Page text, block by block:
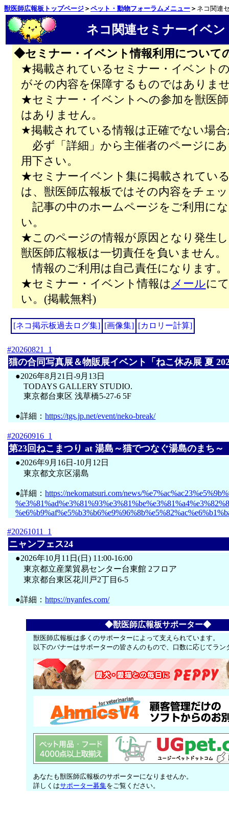
獣医師広報板トップページ ＞ ペット・動物フォーラムメニュー ＞ ネコ関連
ネコ関連セミナーイベン
◆セミナー・イベント情報利用について
★掲載されているセミナー・イベント
がその内容を保障するものではありま
★セミナー・イベントへの参加を獣医
はありません。
★掲載されている情報は正確でない場
必ず「詳細」から主催者のページに
用下さい。
★セミナーイベント集に掲載されてい
は、獣医師広報板ではその内容をチェ
記事の中のホームページをご利用に
い。
★このページの情報が原因となり発生
獣医師広報板は一切責任を負いません。
情報のご利用は自己責任になります。
★セミナー・イベント情報は メールに
い。(掲載無料)
[ネコ掲示板過去ログ集] [画像集] [カロリー計算]
#20260821_1
猫の合同写真展＆物販展イベント「ねこ休み展 夏
●2026年8月21日-9月13日
TODAYS GALLERY STUDIO.
東京都台東区 浅草橋5-27-6 5F
●詳細：https://tgs.jp.net/event/neko-break/
#20260916_1
第23回ねこまつり at 湯島～猫でつなぐ湯島のまち～
●2026年9月16日-10月12日
東京都文京区湯島
●詳細：https://nekomatsuri.com/news/
#20261011_1
ニャンフェス24
●2026年10月11日(日) 11:00-16:00
東京都立産業貿易センター台東館 2フロア
東京都台東区花川戸2丁目6-5
●詳細：https://nyanfes.com/
◆獣医師広報板サポーター◆
獣医師広報板は多くのサポーターによって支えられています。
以下のバナーはサポーターの皆さんのもので、口数に応じてラ
あなたも獣医師広報板のサポーターになりませんか。
詳しくはサポーター募集をご覧ください。